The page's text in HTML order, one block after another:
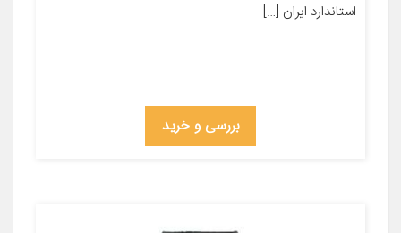
استاندارد ایران […]
بررسی و خرید